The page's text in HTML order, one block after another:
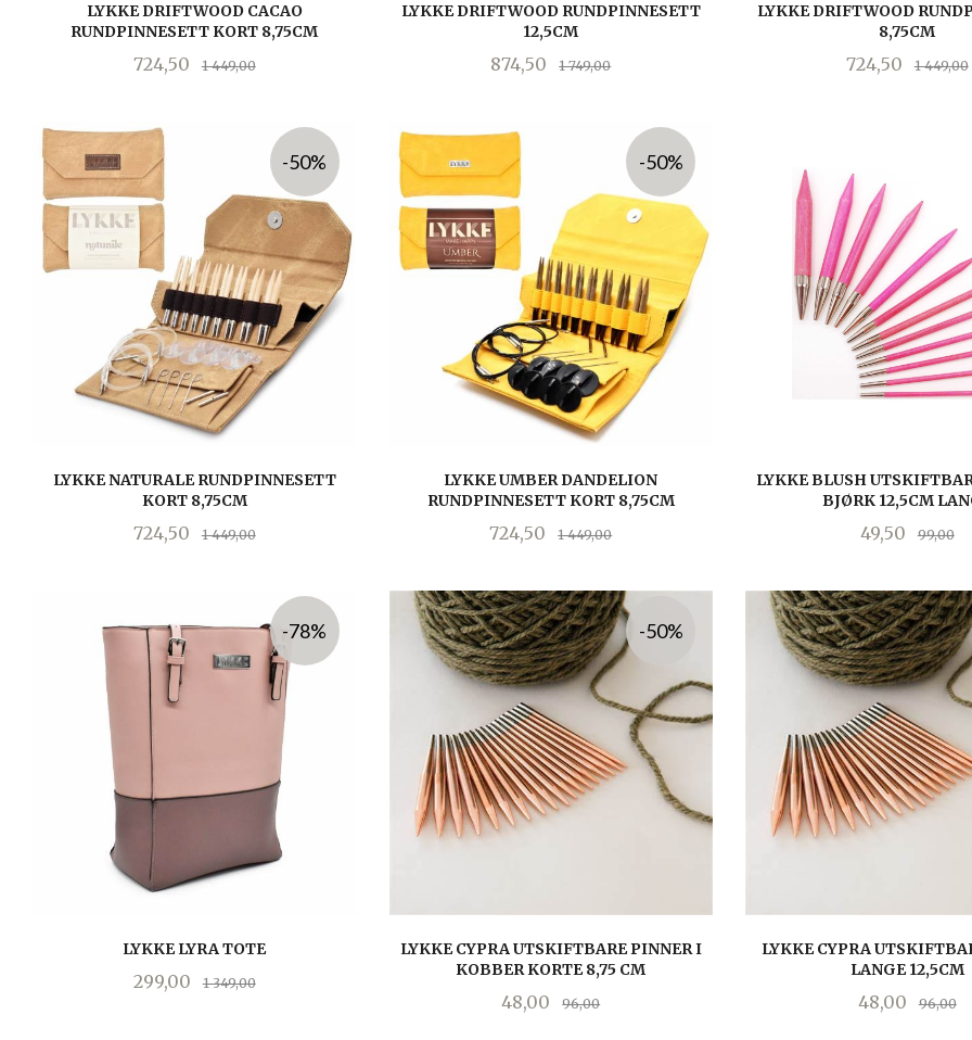
LYKKE DRIFTWOOD CACAO
RUNDPINNESETT KORT 8,75CM
Tilbud
724,50 1 449,00Rabatt
LYKKE DRIFTWOOD RUNDPINNESETT
12,5CM
Tilbud
874,50 1 749,00Rabatt
LYKKE DRIFTWOOD
8,75CM
Tilbud
724,50 1 449,00
LYKKE NATURALE RUNDPINNESETT
KORT 8,75CM
Tilbud
724,50 1 449,00Rabatt
-50%
LYKKE UMBER DANDELION
RUNDPINNESETT KORT 8,75CM
Tilbud
724,50 1 449,00Rabatt
-50%
KJØP
LYKKE BLUSH
BJØRK 12,5CM
Tilbud
49,50 99,00
LES MER
LYKKE LYRA TOTE
Tilbud
299,00 1 349,00Rabatt
-78%
LYKKE CYPRA UTSKIFTBARE PINNER I
KOBBER KORTE 8,75 CM
Tilbud
48,00 96,00Rabatt
-50%
LYKKE CYPRA
LANGE 12,5CM
Tilbud
48,00 96,00